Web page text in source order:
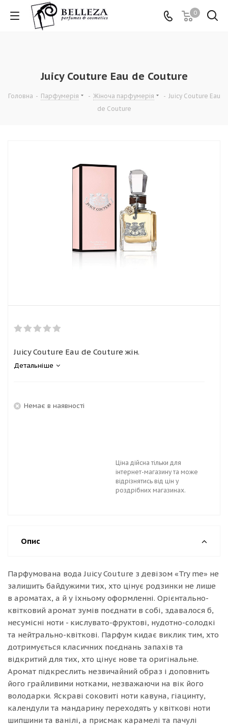
0
Juicy Couture Eau de Couture
Головна - Парфумерія - Жіноча парфумерія - Juicy Couture Eau
de Couture
Juicy Couture Eau de Couture жін.
Детальніше
Немає в наявності
Ціна дійсна тільки для
інтернет-магазину та може
відрізнятись від цін у
роздрібних магазинах.
Опис
Парфумована вода Juicy Couture з девізом «Try me» не
залишить байдужими тих, хто цінує родзинки не лише
в ароматах, а й у їхньому оформленні. Орієнтально-
квітковий аромат зумів поєднати в собі, здавалося б,
несумісні ноти - кислувато-фруктові, нудотно-солодкі
та нейтрально-квіткові. Парфум кидає виклик тим, хто
дотримується класичних поєднань запахів та
відкритий для тих, хто цінує нове та оригінальне.
Аромат підкреслить незвичайний образ і доповнить
його грайливими нотками, незважаючи на вік його
володарки. Яскраві соковиті ноти кавуна, гіацинту,
календули та мандарину переходять у квіткові ноти
шипшини та ванілі, а присмак карамелі та пачулі